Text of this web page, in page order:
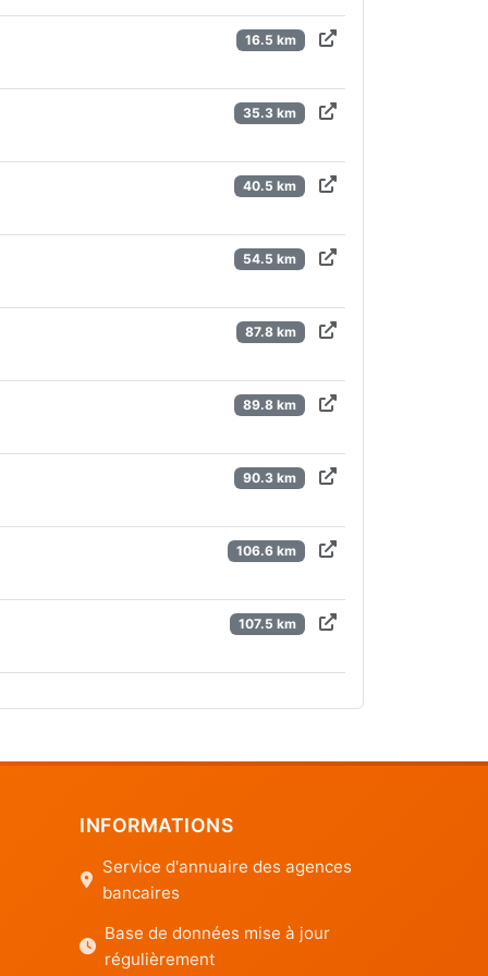
16.5 km
35.3 km
40.5 km
54.5 km
87.8 km
89.8 km
90.3 km
106.6 km
107.5 km
INFORMATIONS
Service d'annuaire des agences
bancaires
Base de données mise à jour
régulièrement